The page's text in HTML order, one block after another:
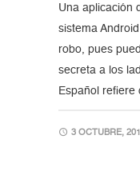
Una aplicación
sistema
robo, pues
secreta a los
Español refiere
3 OCTUBRE,